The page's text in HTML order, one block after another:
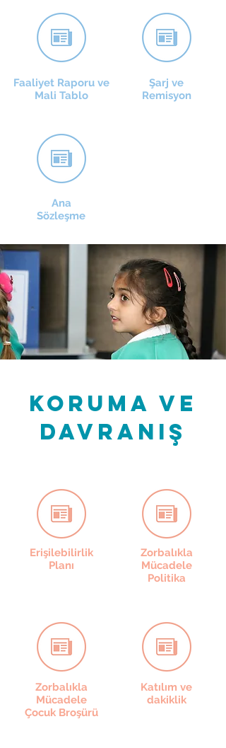
Faaliyet Raporu ve
Mali Tablo
Şarj ve
Remisyon
Ana
Sözleşme
Koruma ve
davranış
Erişilebilirlik
Planı
Zorbalıkla
Mücadele
Çocuk Broşürü
Zorbalıkla
Mücadele
Politika
Katılım ve
dakiklik